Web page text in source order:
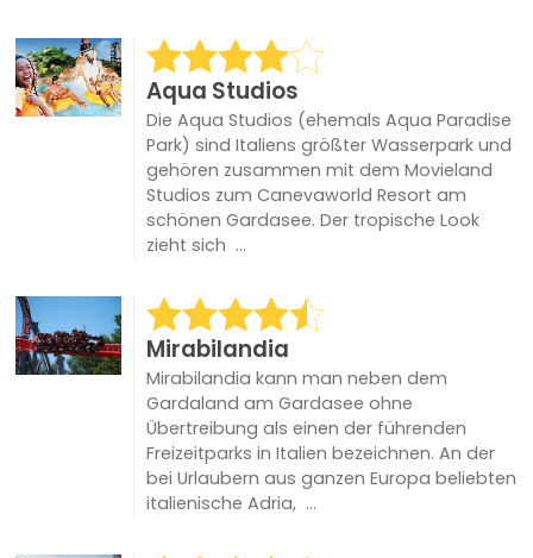
Aqua Studios
Die Aqua Studios (ehemals Aqua Paradise
Park) sind Italiens größter Wasserpark und
gehören zusammen mit dem Movieland
Studios zum Canevaworld Resort am
schönen Gardasee. Der tropische Look
zieht sich ...
Mirabilandia
Mirabilandia kann man neben dem
Gardaland am Gardasee ohne
Übertreibung als einen der führenden
Freizeitparks in Italien bezeichnen. An der
bei Urlaubern aus ganzen Europa beliebten
italienische Adria, ...